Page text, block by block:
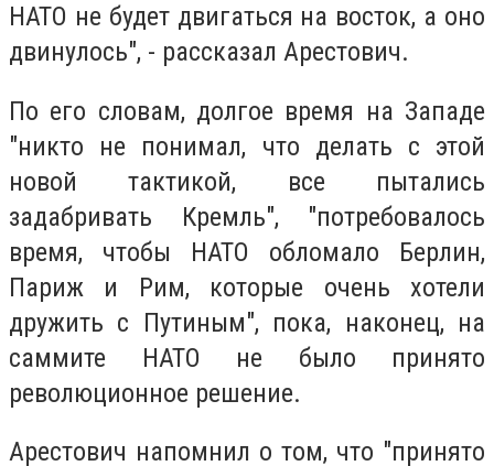
НАТО не будет двигаться на восток, а оно
двинулось", - рассказал Арестович.
По его словам, долгое время на Западе
"никто не понимал, что делать с этой
новой тактикой, все пытались
задабривать Кремль", "потребовалось
время, чтобы НАТО обломало Берлин,
Париж и Рим, которые очень хотели
дружить с Путиным", пока, наконец, на
саммите НАТО не было принято
революционное решение.
Арестович напомнил о том, что "принято